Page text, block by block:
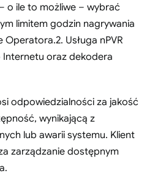
o ile to możliwe – wybrać
limitem godzin nagrywania
Usługa nPVR
oraz dekodera
odpowiedzialności za jakość
wynikającą z
lub awarii systemu. Klient
zarządzanie dostępnym